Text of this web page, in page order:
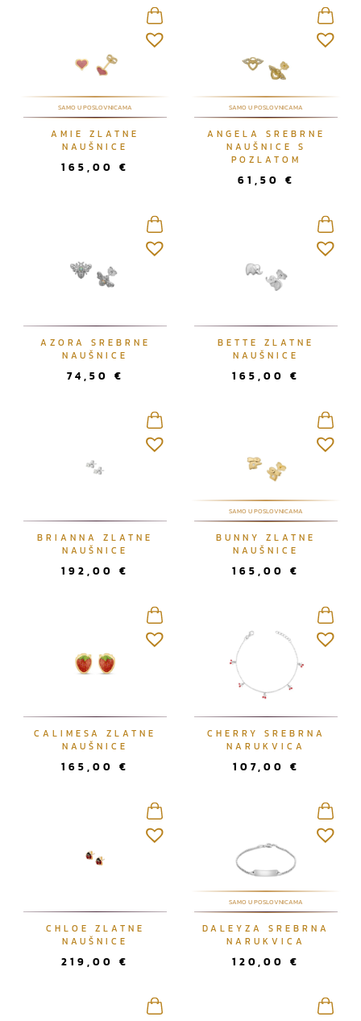
SAMO U POSLOVNICAMA
AMIE ZLATNE
NAUŠNICE
165,00 €
SAMO U POSLOVNICAMA
ANGELA SREBRNE
NAUŠNICE S
POZLATOM
61,50 €
AZORA SREBRNE
NAUŠNICE
74,50 €
BETTE ZLATNE
NAUŠNICE
165,00 €
BRIANNA ZLATNE
NAUŠNICE
192,00 €
SAMO U POSLOVNICAMA
BUNNY ZLATNE
NAUŠNICE
165,00 €
CALIMESA ZLATNE
NAUŠNICE
165,00 €
CHERRY SREBRNA
NARUKVICA
107,00 €
CHLOE ZLATNE
NAUŠNICE
219,00 €
SAMO U POSLOVNICAMA
DALEYZA SREBRNA
NARUKVICA
120,00 €